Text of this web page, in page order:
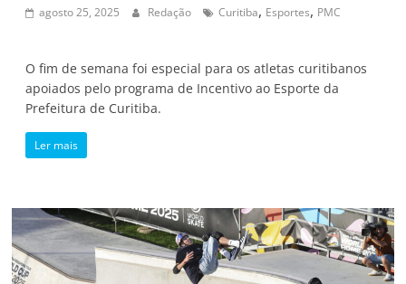
agosto 25, 2025 Redação Curitiba, Esportes, PMC
O fim de semana foi especial para os atletas curitibanos
apoiados pelo programa de Incentivo ao Esporte da
Prefeitura de Curitiba.
Ler mais